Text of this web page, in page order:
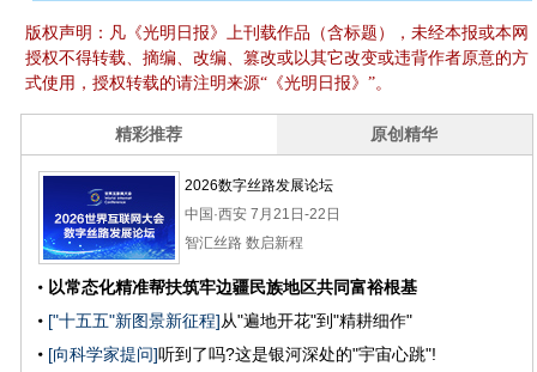
版权声明：凡《光明日报》上刊载作品（含标题），未经本报或本网
授权不得转载、摘编、改编、篡改或以其它改变或违背作者原意的方
式使用，授权转载的请注明来源“《光明日报》”。